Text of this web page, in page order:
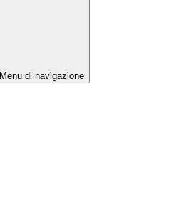
Menu di navigazione